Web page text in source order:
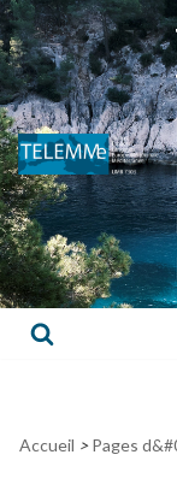
Aller
au
contenu
Accueil > Pages